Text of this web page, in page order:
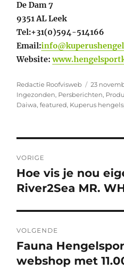
De Dam 7
9351 AL Leek
Tel:+31(0)594-514166
Email:
Website:
Auteur
Redactie Roofvisweb
Geplaatst
op
23
Ingezonden, Persberichten,
Daiwa,featured, Kuperus
navigatie
VORIGE
Vorig
bericht:
Hoe vis je nou
River2Sea MR.
VOLGENDE
Volgend
bericht:
Fauna
webshop met